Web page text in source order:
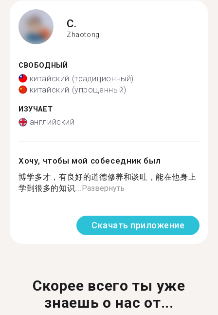
C.
Zhaotong
СВОБОДНЫЙ
китайский (традиционный)
китайский (упрощенный)
ИЗУЧАЕТ
английский
Хочу, чтобы мой собеседник был
博学多才，有良好的道德修养和谈吐，能在他身上
学到很多的知识...Развернуть
Скачать приложение
Скорее всего ты уже
знаешь о нас от...